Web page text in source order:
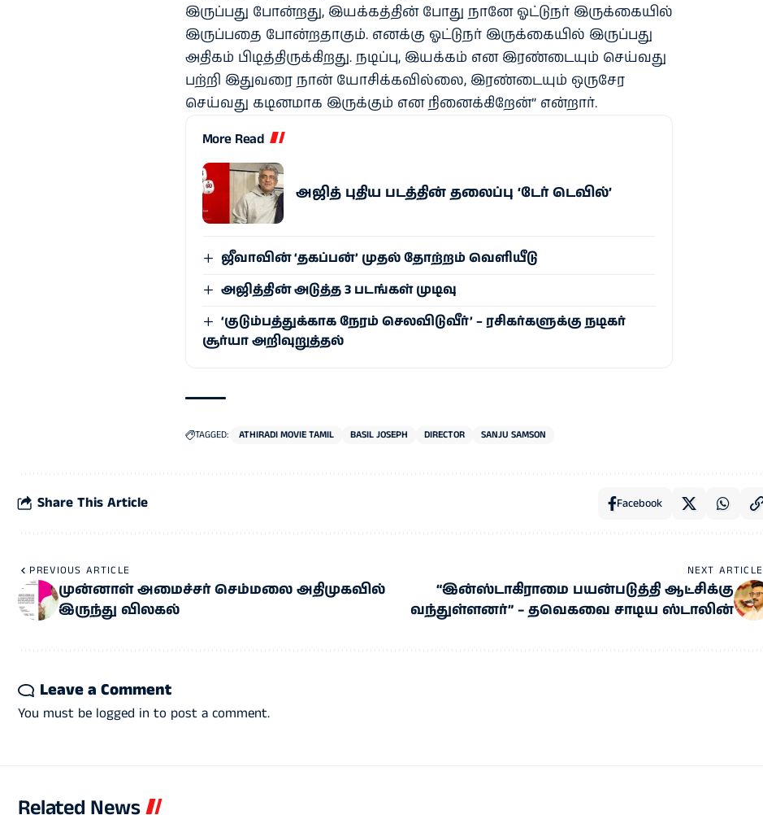
இருப்பது போன்றது, இயக்கத்தின் போது நானே ஓட்டுநர் இருக்கையில்
இருப்பதை போன்றதாகும். எனக்கு ஓட்டுநர் இருக்கையில் இருப்பது
அதிகம் பிடித்திருக்கிறது. நடிப்பு, இயக்கம் என இரண்டையும் செய்வது
பற்றி இதுவரை நான் யோசிக்கவில்லை, இரண்டையும் ஒருசேர
செய்வது கடினமாக இருக்கும் என நினைக்கிறேன்” என்றார்.
More Read
அஜித் புதிய படத்தின் தலைப்பு ‘டேர் டெவில்’
ஜீ​வாவின் ‘தகப்பன்’ முதல் தோற்றம் வெளியீடு
அஜித்தின் அடுத்த 3 படங்கள் முடிவு
‘குடும்பத்துக்காக நேரம் செலவிடுவீர்’ – ரசிகர்களுக்கு நடிகர்
சூர்யா அறிவுறுத்தல்
TAGGED: ATHIRADI MOVIE TAMIL BASIL JOSEPH DIRECTOR SANJU SAMSON
Share This Article Facebook
PREVIOUS ARTICLE
முன்னாள் அமைச்சர் செம்மலை அதிமுகவில்
இருந்து விலகல்
NEXT ARTICLE
“இன்ஸ்டாகிராமை பயன்படுத்தி ஆட்சிக்கு
வந்துள்ளனர்” – தவெகவை சாடிய ஸ்டாலின்
Leave a Comment
You must be logged in to post a comment.
Related News